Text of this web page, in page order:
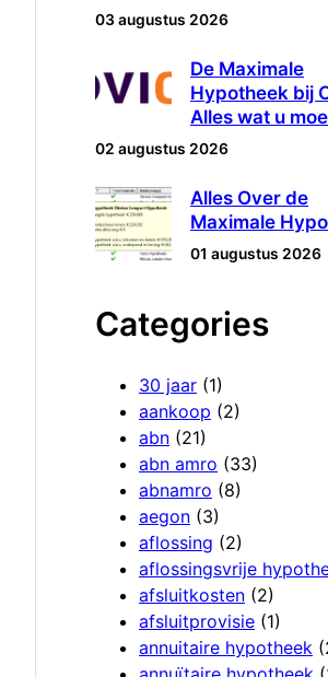
03 augustus 2026
De Maximale
Hypotheek bij
Alles wat u
02 augustus 2026
Alles Over de
Maximale
01 augustus 2026
Categories
30 jaar (1)
aankoop (2)
abn (21)
abn amro (33)
abnamro (8)
aegon (3)
aflossing (2)
aflossingsvrije
afsluitkosten (2)
afsluitprovisie (1)
annuitaire hypotheek